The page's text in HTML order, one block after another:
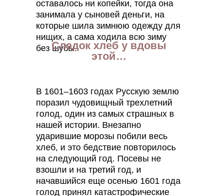
оставалось ни копейки, тогда она
занимала у сыновей деньги, на
которые шила зимнюю одежду для
нищих, а сама ходила всю зиму
без шубы.
В 1601–1603 годах Русскую землю
поразил чудовищный трехлетний
голод, один из самых страшных в
нашей истории. Внезапно
ударившие морозы побили весь
хлеб, и это бедствие повторилось
на следующий год. Посевы не
взошли и на третий год, и
начавшийся еще осенью 1601 года
голод принял катастрофические
Сладок хлеб у вдовы
этой…